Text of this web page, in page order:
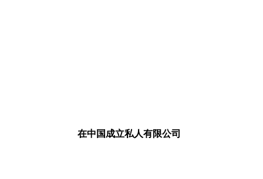
在中国成立私人有限公司